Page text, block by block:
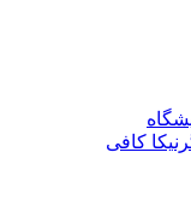
کافی